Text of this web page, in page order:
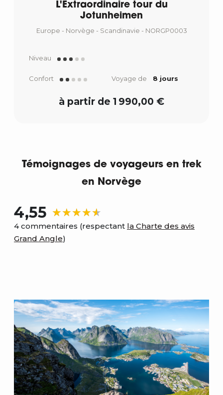
L'Extraordinaire tour du
Jotunheimen
Europe - Norvège - Scandinavie - NORGP0003
Niveau
Confort Voyage de 8 jours
à partir de 1 990,00 €
Témoignages de voyageurs en trek
en Norvège
4,55
4 commentaires (respectant la Charte des avis
Grand Angle)